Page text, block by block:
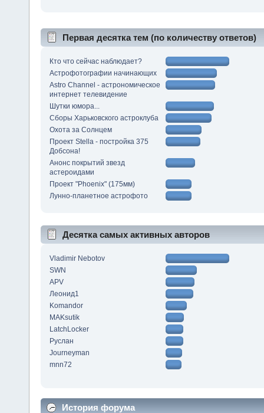
Первая десятка тем (по количеству ответов)
Кто что сейчас наблюдает?
Астрофотографии начинающих
Astro Channel - астрономическое
интернет телевидение
Шутки юмора...
Сборы Харьковского астроклуба
Охота за Солнцем
Проект Stella - постройка 375
Добсона!
Анонс покрытий звезд
астероидами
Проект "Phoenix" (175мм)
Лунно-планетное астрофото
Десятка самых активных авторов
Vladimir Nebotov
SWN
APV
Леонид1
Komandor
MAKsutik
LatchLocker
Руслан
Journeyman
mnn72
История форума